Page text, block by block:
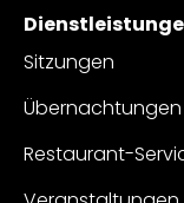
Sitzungen
Übernachtungen
Restaurant-